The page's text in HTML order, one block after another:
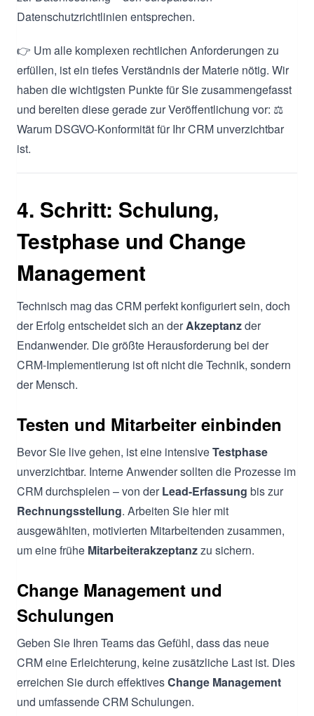
Datenschutzrichtlinien entsprechen.
👉 Um alle komplexen rechtlichen Anforderungen zu
erfüllen, ist ein tiefes Verständnis der Materie nötig. Wir
haben die wichtigsten Punkte für Sie zusammengefasst
und bereiten diese gerade zur Veröffentlichung vor: ⚖️
Warum DSGVO-Konformität für Ihr CRM unverzichtbar
ist.
4. Schritt: Schulung,
Testphase und Change
Management
Technisch mag das CRM perfekt konfiguriert sein, doch
der Erfolg entscheidet sich an derAkzeptanzder
Endanwender. Die größte Herausforderung bei der
CRM-Implementierung ist oft nicht die Technik, sondern
der Mensch.
Testen und Mitarbeiter einbinden
Bevor Sie live gehen, ist eine intensiveTestphase
unverzichtbar. Interne Anwender sollten die Prozesse im
CRM durchspielen – von derLead-Erfassung bis zur
Rechnungsstellung. Arbeiten Sie hier mit
ausgewählten, motivierten Mitarbeitenden zusammen,
um eine frühe Mitarbeiterakzeptanzzu sichern.
Change Management und
Schulungen
Geben Sie Ihren Teams das Gefühl, dass das neue
CRM eine Erleichterung, keine zusätzliche Last ist. Dies
erreichen Sie durch effektivesChange Management
und umfassende CRM Schulungen.